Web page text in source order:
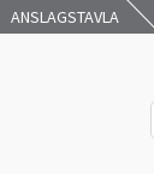
ANSLAGSTAVLA